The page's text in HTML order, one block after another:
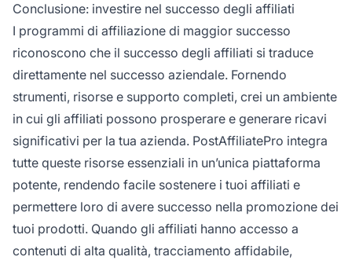
Conclusione: investire nel successo degli affiliati
I programmi di affiliazione di maggior successo
riconoscono che il successo degli affiliati si traduce
direttamente nel successo aziendale. Fornendo
strumenti, risorse e supporto completi, crei un ambiente
in cui gli affiliati possono prosperare e generare ricavi
significativi per la tua azienda. PostAffiliatePro integra
tutte queste risorse essenziali in un’unica piattaforma
potente, rendendo facile sostenere i tuoi affiliati e
permettere loro di avere successo nella promozione dei
tuoi prodotti. Quando gli affiliati hanno accesso a
contenuti di alta qualità, tracciamento affidabile,